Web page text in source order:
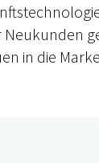
in die